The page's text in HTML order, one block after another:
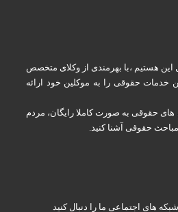
این هستیم ،با بهرمندی از وکلای متخصص
خدمات حقوقی را به موکلین خود ارائه
های حقوقی به صورت کاملا رایگان، مردم
مباحث حقوقی آشنا کنید.
های اجتماعی ما را دنبال کنید